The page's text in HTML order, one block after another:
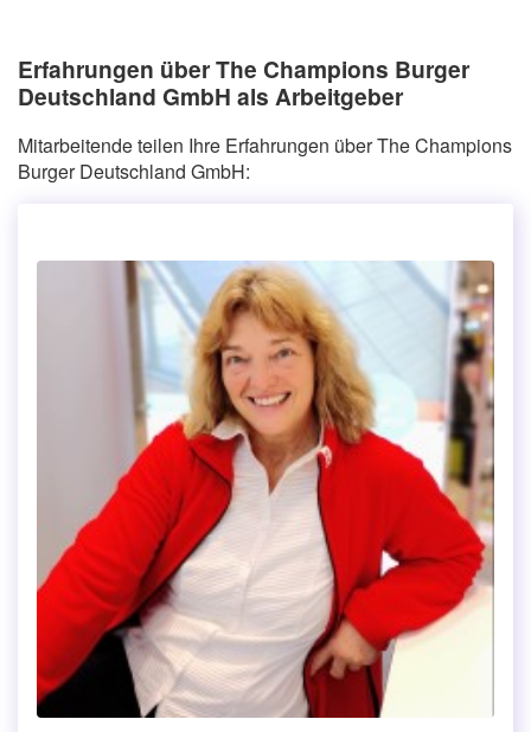
Erfahrungen über The Champions Burger
Deutschland GmbH als Arbeitgeber
Mitarbeitende teilen Ihre Erfahrungen über The Champions
Burger Deutschland GmbH: